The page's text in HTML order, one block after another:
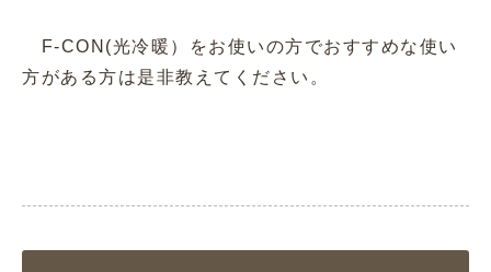
F-CON(光冷暖）をお使いの方でおすすめな使い
方がある方は是非教えてください。